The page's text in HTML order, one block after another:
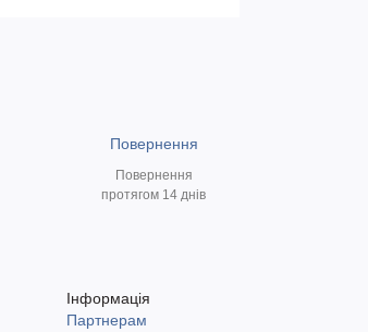
Повернення
Повернення
протягом 14 днів
Інформація
Партнерам